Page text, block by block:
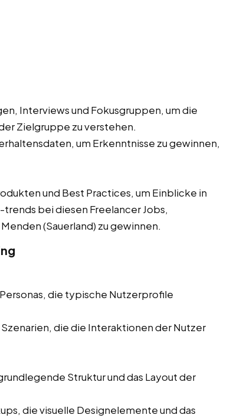
Interviews und Fokusgruppen, um die
Zielgruppe zu verstehen.
um Erkenntnisse zu gewinnen,
und Best Practices, um Einblicke in
bei diesen Freelancer Jobs,
(Sauerland) zu gewinnen.
die typische Nutzerprofile
die die Interaktionen der Nutzer
Struktur und das Layout der
die visuelle Designelemente und das